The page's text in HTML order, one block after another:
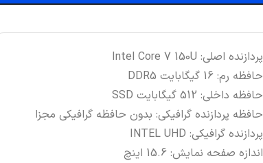
پردازنده اصلی: Intel Core 7 150U
حافظه رم: 16 گیگابایت DDR5
حافظه داخلی: 512 گیگابایت SSD
حافظه پردازنده گرافیکی: بدون حافظه گرافیکی مجزا
پردازنده گرافیکی: INTEL UHD
اندازه صفحه نمایش: 15.6 اینچ